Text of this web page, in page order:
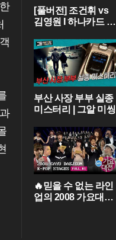
[풀버전] 조건휘 vs
김영원 I 하나카드 하
챔피언십 결승 I 202
6.03.15 방송
부산 사장 부부 실종
미스터리 | 그알 미씽
🔥믿을 수 없는 라인
업의 2008 가요대전